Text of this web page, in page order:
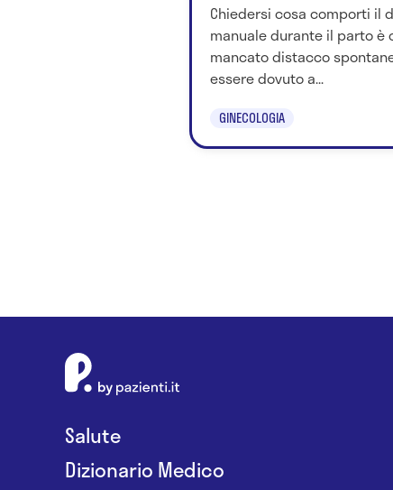
Chiedersi cosa comporti il
manuale durante il parto è
mancato distacco
essere dovuto a...
GINECOLOGIA
Salute
Dizionario Medico